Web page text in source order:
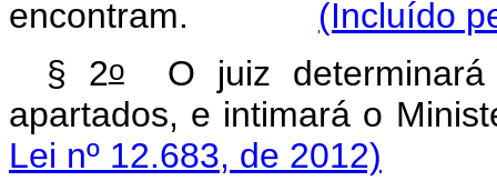
encontram. (Incluído
§ 2oO juiz determinará
apartados, e intimará o
Lei nº 12.683, de 2012)